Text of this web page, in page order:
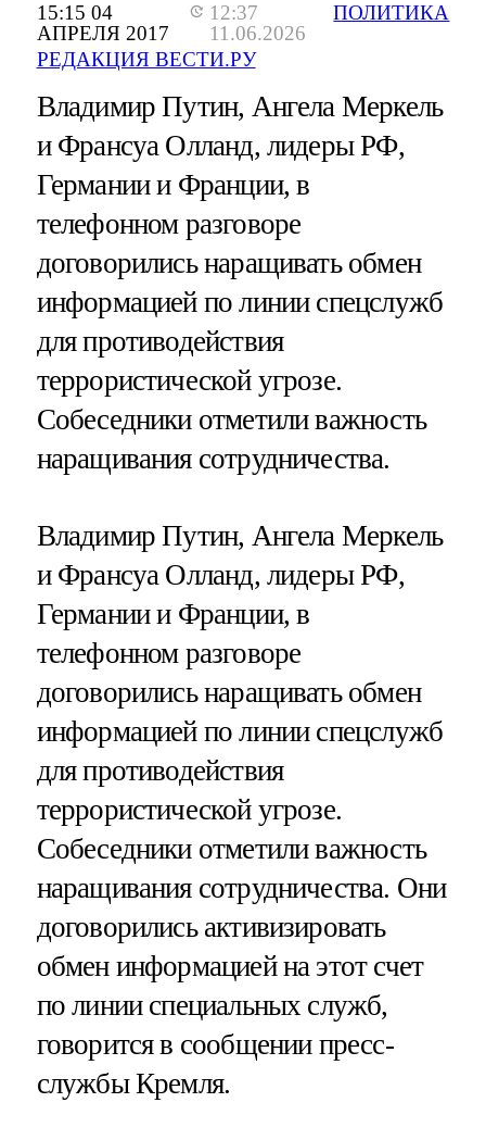
15:15 04
АПРЕЛЯ 2017
12:37
11.06.2026
РЕДАКЦИЯ ВЕСТИ.РУ
ПОЛИТИКА
Владимир Путин, Ангела Меркель
и Франсуа Олланд, лидеры РФ,
Германии и Франции, в
телефонном разговоре
договорились наращивать обмен
информацией по линии спецслужб
для противодействия
террористической угрозе.
Собеседники отметили важность
наращивания сотрудничества.
Владимир Путин, Ангела Меркель
и Франсуа Олланд, лидеры РФ,
Германии и Франции, в
телефонном разговоре
договорились наращивать обмен
информацией по линии спецслужб
для противодействия
террористической угрозе.
Собеседники отметили важность
наращивания сотрудничества. Они
договорились активизировать
обмен информацией на этот счет
по линии специальных служб,
говорится в сообщении пресс-
службы Кремля.